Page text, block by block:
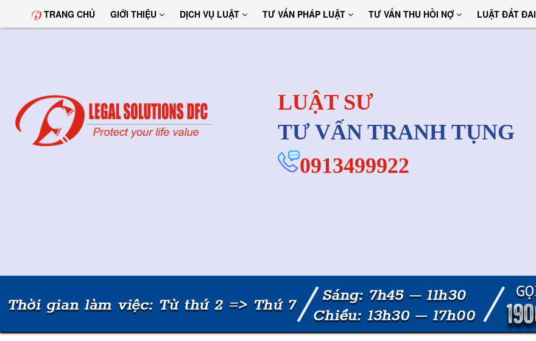
TRANG CHỦ GIỚI THIỆU DỊCH VỤ LUẬT TƯ VẤN PHÁP LUẬT TƯ VẤN THU HỒI NỢ LUẬT ĐẤT ĐAI
LUẬT SƯ
TƯ VẤN TRANH TỤNG
0913499922